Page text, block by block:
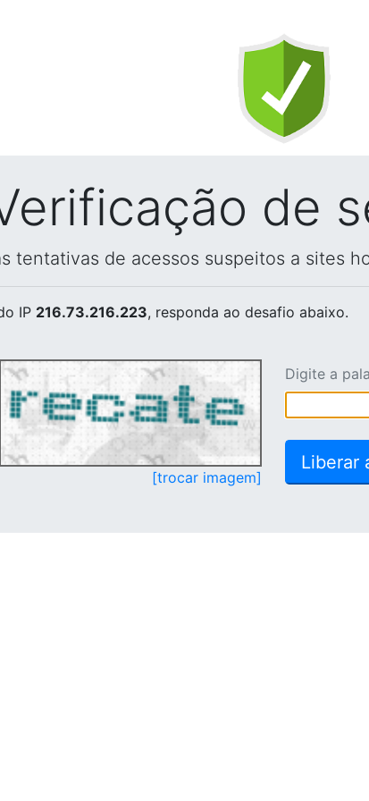
de
tentativas de acessos suspeitos a sites
IP 216.73.216.223, responda ao desafio abaixo.
[trocar imagem]
Digite a